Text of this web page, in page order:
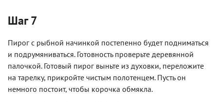
Шаг 7
Пирог с рыбной начинкой постепенно будет подниматься
и подрумяниваться. Готовность проверьте деревянной
палочкой. Готовый пирог выньте из духовки, переложите
на тарелку, прикройте чистым полотенцем. Пусть он
немного постоит, чтобы корочка обмякла.